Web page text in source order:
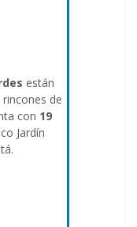
están
de
con 19
Jardín